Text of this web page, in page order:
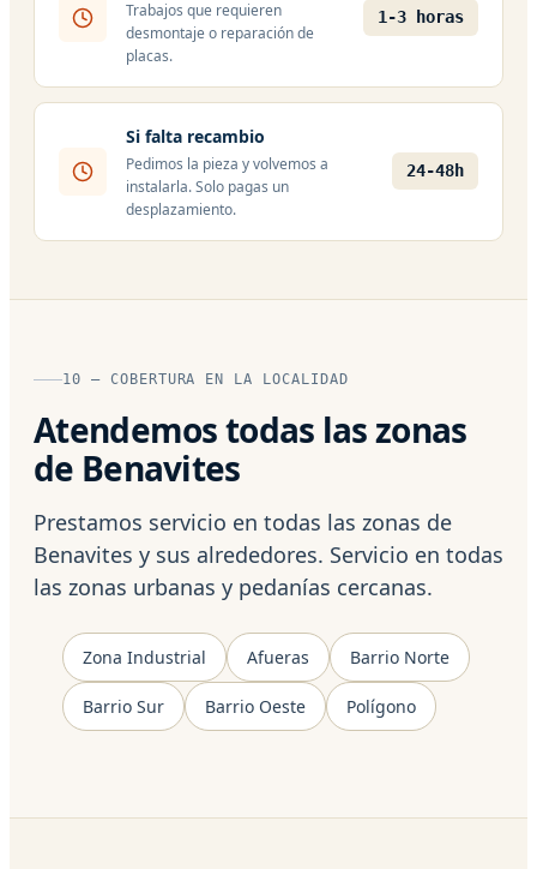
Trabajos que requieren
desmontaje o reparación de
placas.
1-3 horas
Si falta recambio
Pedimos la pieza y volvemos a
instalarla. Solo pagas un
desplazamiento.
24-48h
10 — COBERTURA EN LA LOCALIDAD
Atendemos todas las zonas
de Benavites
Prestamos servicio en todas las zonas de
Benavites y sus alrededores. Servicio en todas
las zonas urbanas y pedanías cercanas.
Zona Industrial Afueras Barrio Norte
Barrio Sur Barrio Oeste Polígono